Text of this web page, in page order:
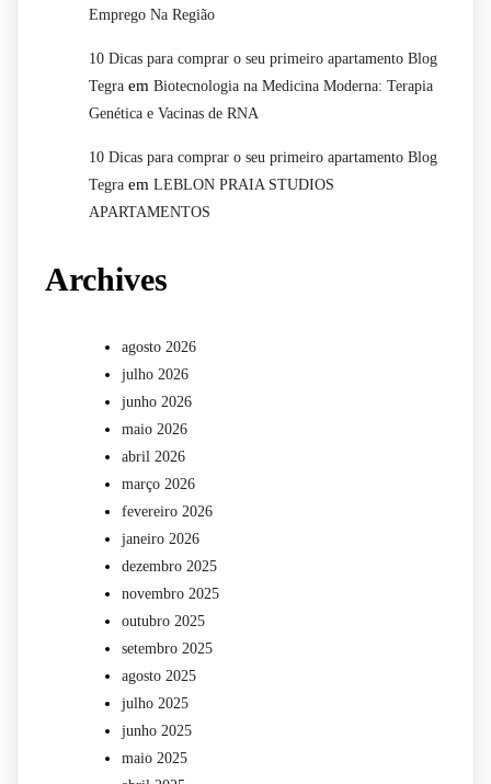
Emprego Na Região
10 Dicas para comprar o seu primeiro apartamento Blog
Tegra em Biotecnologia na Medicina Moderna: Terapia
Genética e Vacinas de RNA
10 Dicas para comprar o seu primeiro apartamento Blog
Tegra em LEBLON PRAIA STUDIOS
APARTAMENTOS
Archives
agosto 2026
julho 2026
junho 2026
maio 2026
abril 2026
março 2026
fevereiro 2026
janeiro 2026
dezembro 2025
novembro 2025
outubro 2025
setembro 2025
agosto 2025
julho 2025
junho 2025
maio 2025